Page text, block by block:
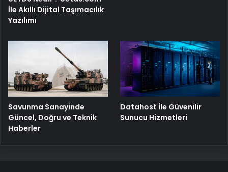
İle Akıllı Dijital Taşımacılık
Yazılımı
Savunma Sanayinde
Güncel, Doğru ve Teknik
Haberler
Datahost İle Güvenilir
Sunucu Hizmetleri